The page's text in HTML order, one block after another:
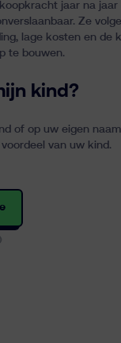
jaar na
Ze
lage kosten en de
te bouwen.
kind?
op uw eigen naam
van uw kind.